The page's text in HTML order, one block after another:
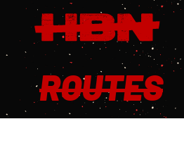
ROUTES